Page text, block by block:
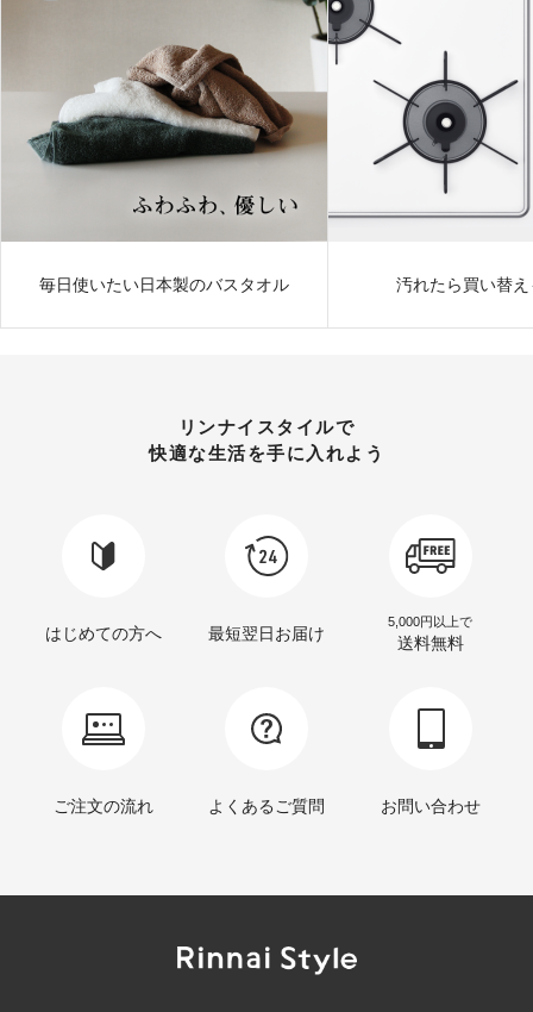
毎日使いたい日本製のバスタオル 汚れたら買い替
リンナイスタイルで
快適な生活を手に入れよう
はじめての方へ 最短翌日お届け
5,000円以上で
送料無料
ご注文の流れ よくあるご質問 お問い合わせ